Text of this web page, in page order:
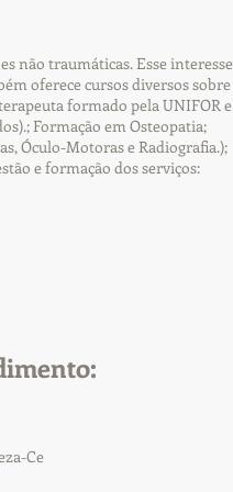
não traumáticas. Esse interesse
oferece cursos diversos sobre
formado pela UNIFOR e
Formação em Osteopatia;
Óculo-Motoras e Radiografia.);
e formação dos serviços:
Ce